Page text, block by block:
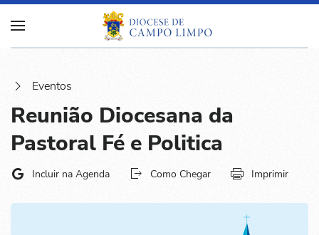
Eventos
Reunião Diocesana da
Pastoral Fé e Politica
Incluir na Agenda Como Chegar Imprimir